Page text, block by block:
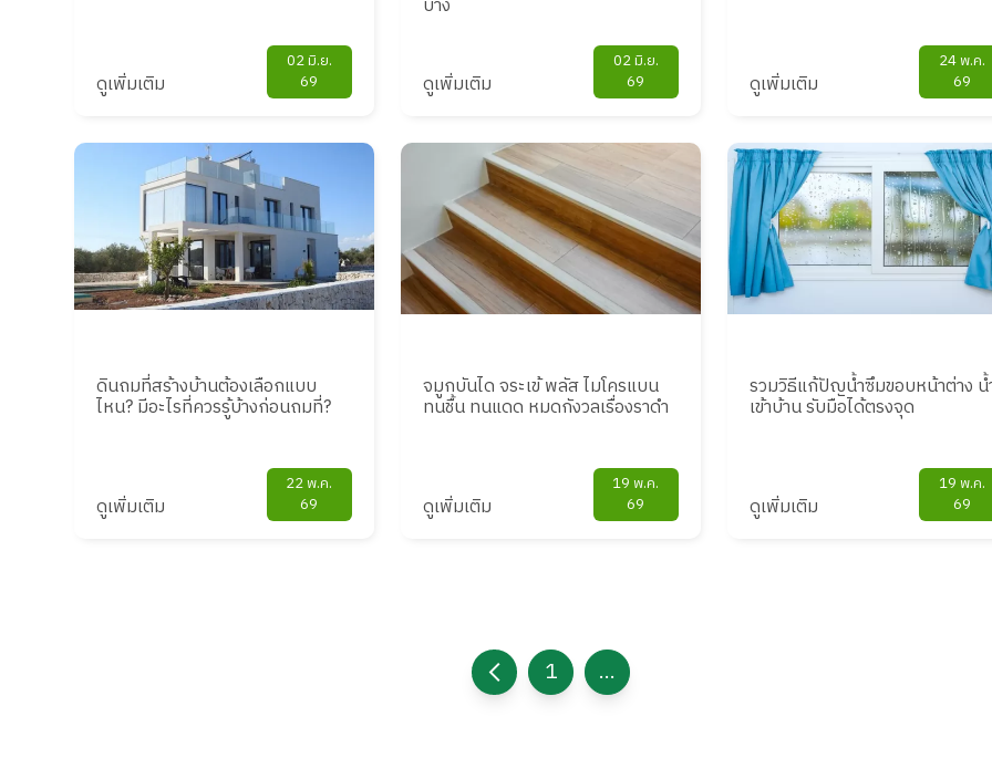
ดูเพิ่มเติม
02 มิ.ย.
69
บ้าง
ดูเพิ่มเติม
02 มิ.ย.
69
ดูเพิ่มเติม
24 พ.ค.
69
ดินถมที่สร้างบ้านต้องเลือกแบบ
ไหน? มีอะไรที่ควรรู้บ้างก่อนถมที่?
ดูเพิ่มเติม
22 พ.ค.
69
จมูกบันได จระเข้ พลัส ไมโครแบน
ทนชื้น ทนแดด หมดกังวลเรื่องราดำ
ดูเพิ่มเติม
19 พ.ค.
69
รวมวิธีแก้ปัญน้ำซึมขอบหน้าต่าง น้
เข้าบ้าน รับมือได้ตรงจุด
ดูเพิ่มเติม
19 พ.ค.
69
1 ...